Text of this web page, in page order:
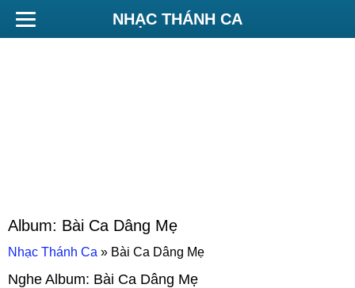
NHẠC THÁNH CA
Album: Bài Ca Dâng Mẹ
Nhạc Thánh Ca » Bài Ca Dâng Mẹ
Nghe Album: Bài Ca Dâng Mẹ